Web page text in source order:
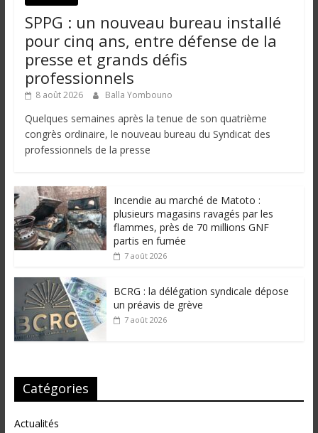
SPPG : un nouveau bureau installé
pour cinq ans, entre défense de la
presse et grands défis
professionnels
8 août 2026 Balla Yombouno
Quelques semaines après la tenue de son quatrième
congrès ordinaire, le nouveau bureau du Syndicat des
professionnels de la presse
Incendie au marché de Matoto :
plusieurs magasins ravagés par les
flammes, près de 70 millions GNF
partis en fumée
7 août 2026
BCRG : la délégation syndicale dépose
un préavis de grève
7 août 2026
Catégories
Actualités